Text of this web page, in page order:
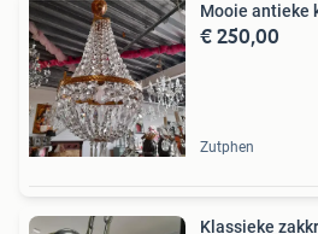
Mooie antieke
€ 250,00
Zutphen
Klassieke